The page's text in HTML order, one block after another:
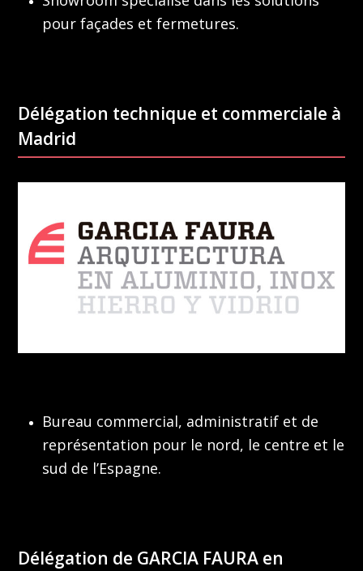
pour façades et fermetures.
Délégation technique et commerciale à
Madrid
Bureau commercial, administratif et de
représentation pour le nord, le centre et le
sud de l’Espagne.
Délégation de GARCIA FAURA en